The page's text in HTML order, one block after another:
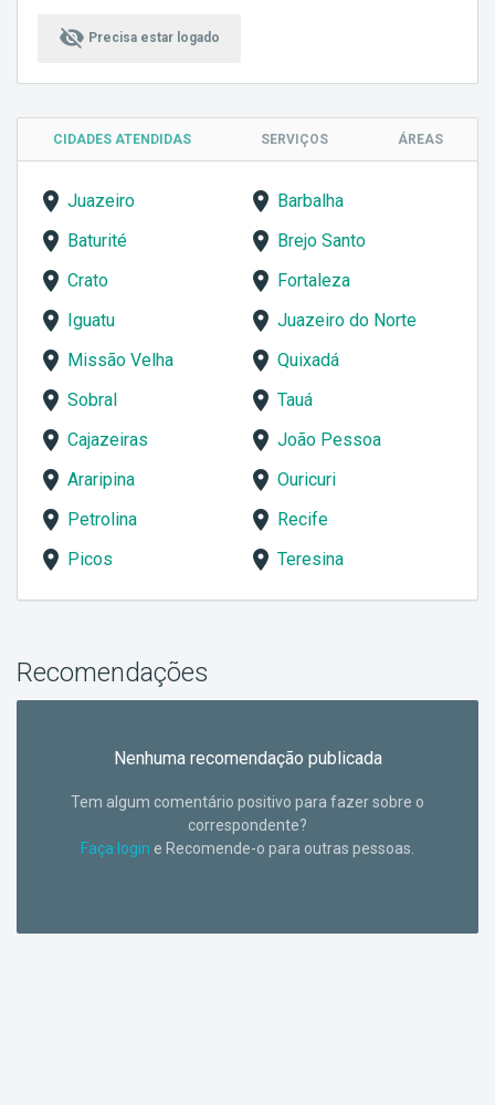
visibility_off Precisa estar logado
CIDADES ATENDIDAS SERVIÇOS ÁREAS
Juazeiro
Barbalha
Baturité
Brejo Santo
Crato
Fortaleza
Iguatu
Juazeiro do Norte
Missão Velha
Quixadá
Sobral
Tauá
Cajazeiras
João Pessoa
Araripina
Ouricuri
Petrolina
Recife
Picos
Teresina
Recomendações
Nenhuma recomendação publicada
Tem algum comentário positivo para fazer sobre o
correspondente?
Faça login e Recomende-o para outras pessoas.